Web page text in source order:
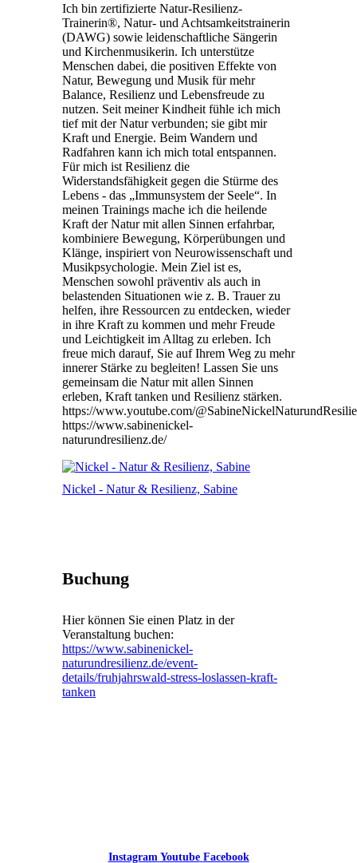
Ich bin zertifizierte Natur-Resilienz-
Trainerin®, Natur- und Achtsamkeitstrainerin
(DAWG) sowie leidenschaftliche Sängerin
und Kirchenmusikerin. Ich unterstütze
Menschen dabei, die positiven Effekte von
Natur, Bewegung und Musik für mehr
Balance, Resilienz und Lebensfreude zu
nutzen. Seit meiner Kindheit fühle ich mich
tief mit der Natur verbunden; sie gibt mir
Kraft und Energie. Beim Wandern und
Radfahren kann ich mich total entspannen.
Für mich ist Resilienz die
Widerstandsfähigkeit gegen die Stürme des
Lebens - das „Immunsystem der Seele“. In
meinen Trainings mache ich die heilende
Kraft der Natur mit allen Sinnen erfahrbar,
kombiniere Bewegung, Körperübungen und
Klänge, inspiriert von Neurowissenschaft und
Musikpsychologie. Mein Ziel ist es,
Menschen sowohl präventiv als auch in
belastenden Situationen wie z. B. Trauer zu
helfen, ihre Ressourcen zu entdecken, wieder
in ihre Kraft zu kommen und mehr Freude
und Leichtigkeit im Alltag zu erleben. Ich
freue mich darauf, Sie auf Ihrem Weg zu mehr
innerer Stärke zu begleiten! Lassen Sie uns
gemeinsam die Natur mit allen Sinnen
erleben, Kraft tanken und Resilienz stärken.
https://www.youtube.com/
https://www.sabinenickel-
naturundresilienz.de/
Nickel - Natur & Resilienz, Sabine
Buchung
Hier können Sie einen Platz in der
Veranstaltung buchen:
https://www.sabinenickel-
naturundresilienz.de/event-
details/fruhjahrswald-stress-loslassen-kraft-
tanken
Instagram Youtube Facebook